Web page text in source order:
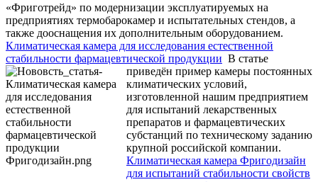
«Фриготрейд» по модернизации эксплуатируемых на
предприятиях термобарокамер и испытательных стендов, а
также дооснащения их дополнительным оборудованием.
Климатическая камера для исследования естественной
стабильности фармацевтической продукции В статье
приведён пример камеры постоянных
климатических условий,
изготовленной нашим предприятием
для испытаний лекарственных
препаратов и фармацевтических
субстанций по техническому заданию
крупной российской компании.
Климатическая камера Фригодизайн
для испытаний стабильности свойств